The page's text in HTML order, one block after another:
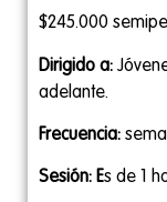
$245.000
Dirigido a:
adelante.
Frecuencia:
Sesión: Es de 1